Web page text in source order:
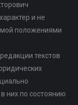
и не
положениями
текстов
них по состоянию